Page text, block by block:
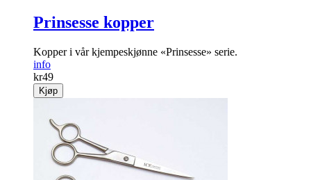
Prinsesse kopper
Kopper i vår kjempeskjønne «Prinsesse» serie.
info
kr49
Kjøp